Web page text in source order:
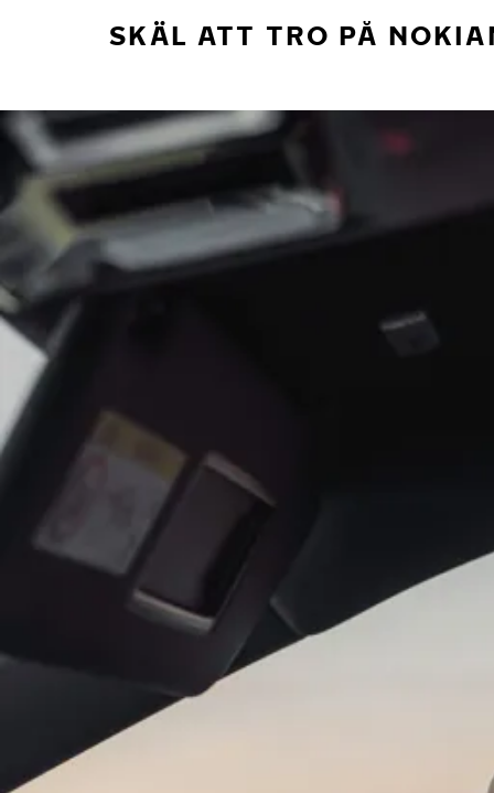
SKÄL ATT TRO PÅ